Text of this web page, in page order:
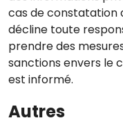
cas de constatation
décline toute
prendre des
sanctions envers le
est informé.
Autres